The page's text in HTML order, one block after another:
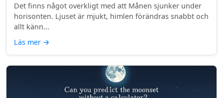
Det finns något overkligt med att Månen sjunker under
horisonten. Ljuset är mjukt, himlen förändras snabbt och
allt känn...
Läs mer →